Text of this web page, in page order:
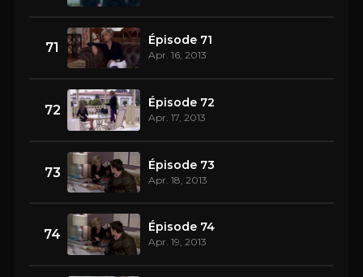
71 Épisode 71
Apr. 16, 2013
72 Épisode 72
Apr. 17, 2013
73 Épisode 73
Apr. 18, 2013
74 Épisode 74
Apr. 19, 2013